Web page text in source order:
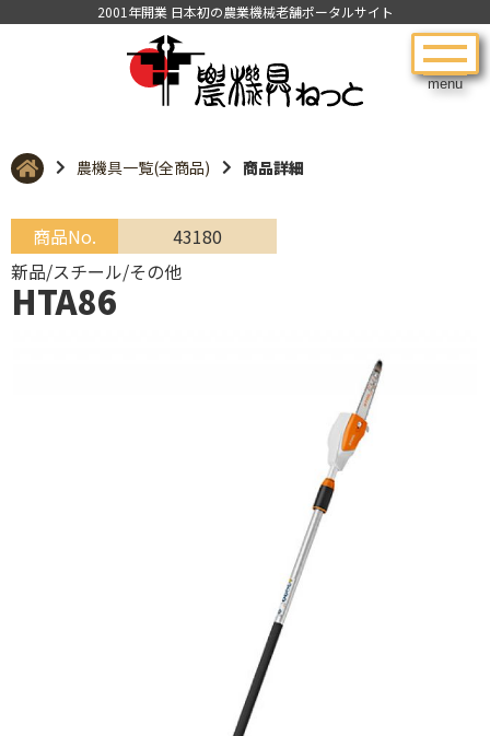
menu
2001年開業 日本初の農業機械老舗ポータルサイト
農機具一覧(全商品) 商品詳細
商品No.
43180
新品/スチール/その他
HTA86